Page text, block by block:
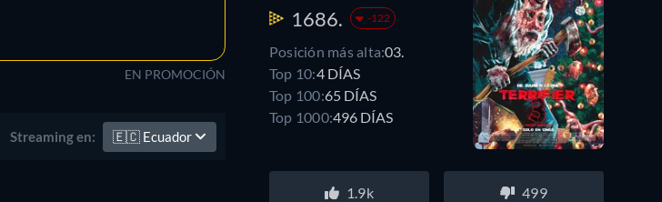
EN PROMOCIÓN
Streaming en: 🇪🇨 Ecuador
1686. -122
Posición más alta:03.
Top 10:4 DÍAS
Top 100:65 DÍAS
Top 1000:496 DÍAS
1.9k 499